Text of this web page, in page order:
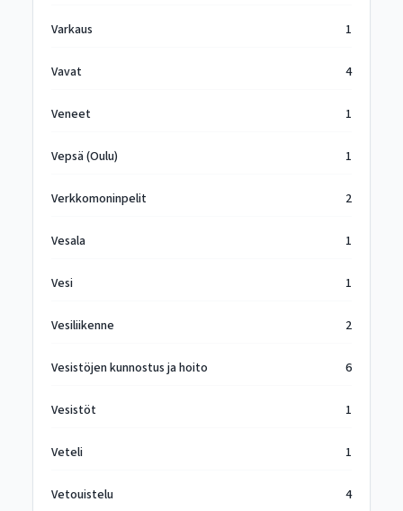
Varkaus 1
Vavat 4
Veneet 1
Vepsä (Oulu) 1
Verkkomoninpelit 2
Vesala 1
Vesi 1
Vesiliikenne 2
Vesistöjen kunnostus ja hoito 6
Vesistöt 1
Veteli 1
Vetouistelu 4